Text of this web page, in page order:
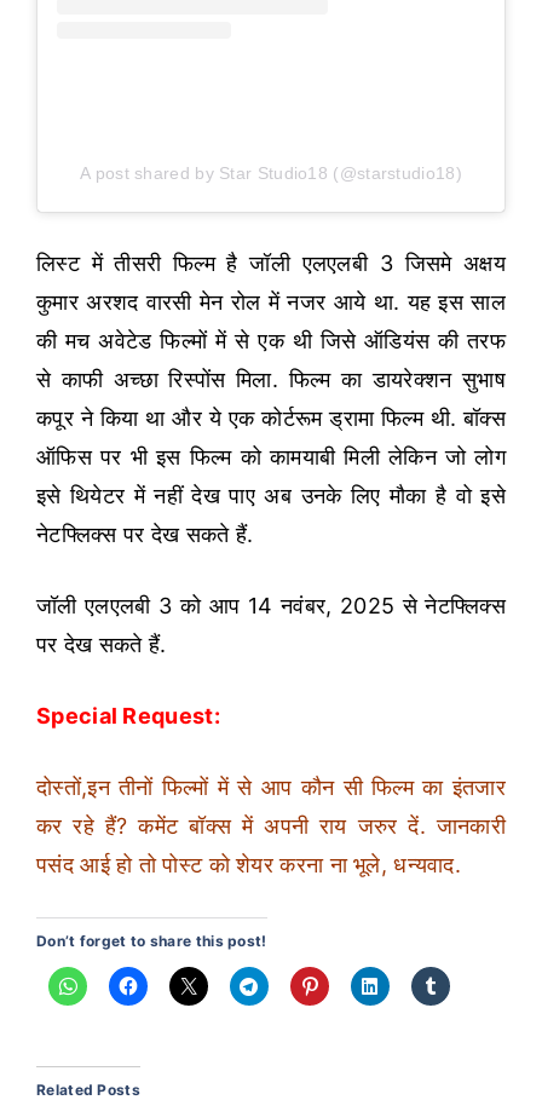
A post shared by Star Studio18 (@starstudio18)
लिस्ट में तीसरी फिल्म है जॉली एलएलबी 3 जिसमे अक्षय
कुमार अरशद वारसी मेन रोल में नजर आये था. यह इस साल
की मच अवेटेड फिल्मों में से एक थी जिसे ऑडियंस की तरफ
से काफी अच्छा रिस्पोंस मिला. फिल्म का डायरेक्शन सुभाष
कपूर ने किया था और ये एक कोर्टरूम ड्रामा फिल्म थी. बॉक्स
ऑफिस पर भी इस फिल्म को कामयाबी मिली लेकिन जो लोग
इसे थियेटर में नहीं देख पाए अब उनके लिए मौका है वो इसे
नेटफ्लिक्स पर देख सकते हैं.
जॉली एलएलबी 3 को आप 14 नवंबर, 2025 से नेटफ्लिक्स
पर देख सकते हैं.
Special Request:
दोस्तों,इन तीनों फिल्मों में से आप कौन सी फिल्म का इंतजार
कर रहे हैं? कमेंट बॉक्स में अपनी राय जरुर दें. जानकारी
पसंद आई हो तो पोस्ट को शेयर करना ना भूले, धन्यवाद.
Don’t forget to share this post!
Related Posts